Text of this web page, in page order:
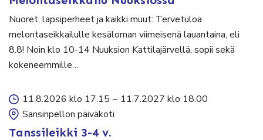
Nuoret, lapsiperheet ja kaikki muut: Tervetuloa
melontaseikkailulle kesäloman viimeisenä lauantaina, eli
8.8! Noin klo 10-14 Nuuksion Kattilajärvellä, sopii sekä
kokeneemmille…
11.8.2026 klo 17.15 – 11.7.2027 klo 18.00
Sansinpellon päiväkoti
Tanssileikki 3-4 v.